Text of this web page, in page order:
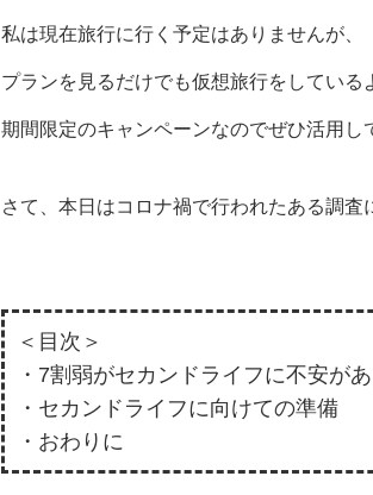
私は現在旅行に行く予定はありませんが、
プランを見るだけでも仮想旅行をしている
期間限定のキャンペーンなのでぜひ活用し
さて、本日はコロナ禍で行われたある調査
＜目次＞
・7割弱がセカンドライフに不安が
・セカンドライフに向けての準備
・おわりに